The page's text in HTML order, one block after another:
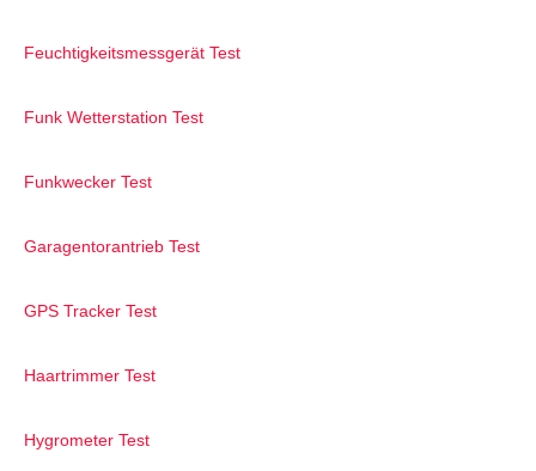
Feuchtigkeitsmessgerät Test
Funk Wetterstation Test
Funkwecker Test
Garagentorantrieb Test
GPS Tracker Test
Haartrimmer Test
Hygrometer Test